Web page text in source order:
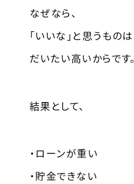
なぜなら、
「いいな」と思うものは
だいたい高いからです。
結果として、
・ローンが重い
・貯金できない